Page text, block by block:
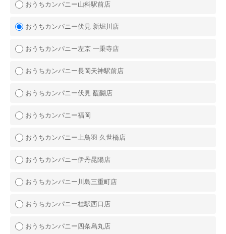
おうちカンパニー山科駅前店
おうちカンパニー伏見 新堀川店
おうちカンパニー左京 一乗寺店
おうちカンパニー長岡天神駅前店
おうちカンパニー伏見 醍醐店
おうちカンパニー福岡
おうちカンパニー上鳥羽 久世橋店
おうちカンパニー伊丹昆陽店
おうちカンパニー川島三重町店
おうちカンパニー桂駅西口店
おうちカンパニー四条烏丸店